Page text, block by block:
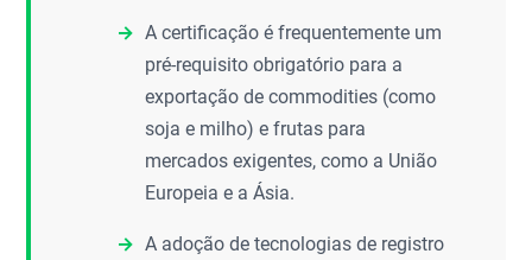
A certificação é frequentemente um
pré-requisito obrigatório para a
exportação de commodities (como
soja e milho) e frutas para
mercados exigentes, como a União
Europeia e a Ásia.
A adoção de tecnologias de registro